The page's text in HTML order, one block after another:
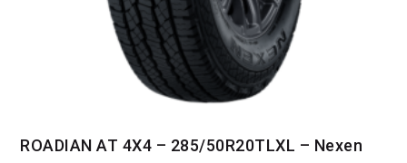
ROADIAN AT 4X4 – 285/50R20TLXL – Nexen